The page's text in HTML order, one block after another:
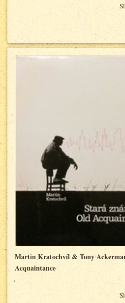
Martin Kratochvíl & Tony
Acquaintance